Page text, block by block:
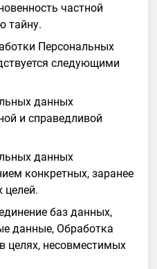
частной
тайну.
Персональных
следующими
данных
и справедливой
данных
конкретных, заранее
целей.
баз данных,
данные, Обработка
целях, несовместимых